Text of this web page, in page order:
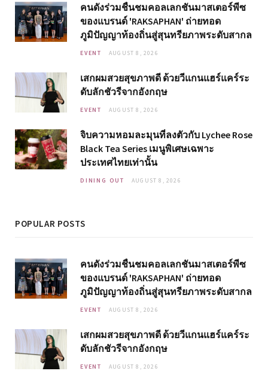
คนดังร่วมชื่นชมคอลเลกชันมาสเตอร์พีซ
ของแบรนด์ 'RAKSAPHAN' ถ่ายทอด
ภูมิปัญญาท้องถิ่นสู่สุนทรียภาพระดับสากล
EVENT AUGUST 8, 2026
เสกผมสวยสุขภาพดี ด้วยวีแกนแฮร์แคร์ระ
ดับลักชัวรีจากอังกฤษ
EVENT AUGUST 8, 2026
จิบความหอมละมุนที่ลงตัวกับ Lychee Rose
Black Tea Series เมนูพิเศษเฉพาะ
ประเทศไทยเท่านั้น
DINING OUT AUGUST 8, 2026
POPULAR POSTS
คนดังร่วมชื่นชมคอลเลกชันมาสเตอร์พีซ
ของแบรนด์ 'RAKSAPHAN' ถ่ายทอด
ภูมิปัญญาท้องถิ่นสู่สุนทรียภาพระดับสากล
EVENT AUGUST 8, 2026
เสกผมสวยสุขภาพดี ด้วยวีแกนแฮร์แคร์ระ
ดับลักชัวรีจากอังกฤษ
EVENT AUGUST 8, 2026